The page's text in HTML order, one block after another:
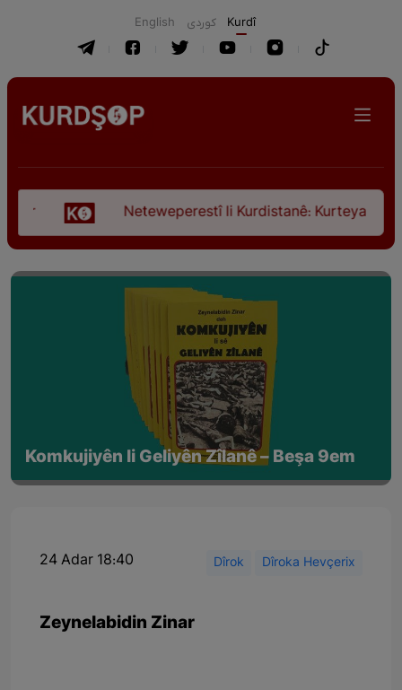
English كوردی Kurdî
Neteweperestî li Kurdistanê: Kurteya
Komkujiyên li Geliyên Zîlanê – Beşa 9em
24 Adar 18:40 Dîrok Dîroka Hevçerix
Zeynelabidin Zinar